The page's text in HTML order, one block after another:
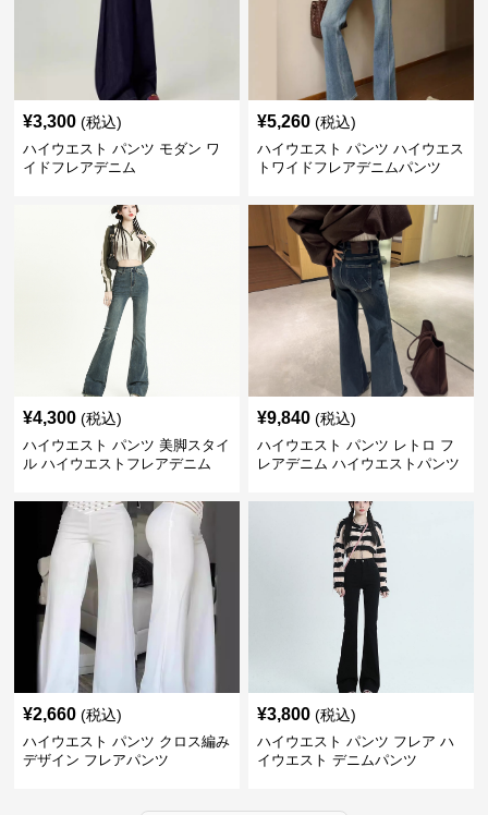
¥3,300 (税込)
ハイウエスト パンツ モダン ワ
イドフレアデニム
¥5,260 (税込)
ハイウエスト パンツ ハイウエス
トワイドフレアデニムパンツ
¥4,300 (税込)
ハイウエスト パンツ 美脚スタイ
ル ハイウエストフレアデニム
¥9,840 (税込)
ハイウエスト パンツ レトロ フ
レアデニム ハイウエストパンツ
¥2,660 (税込)
ハイウエスト パンツ クロス編み
デザイン フレアパンツ
¥3,800 (税込)
ハイウエスト パンツ フレア ハ
イウエスト デニムパンツ